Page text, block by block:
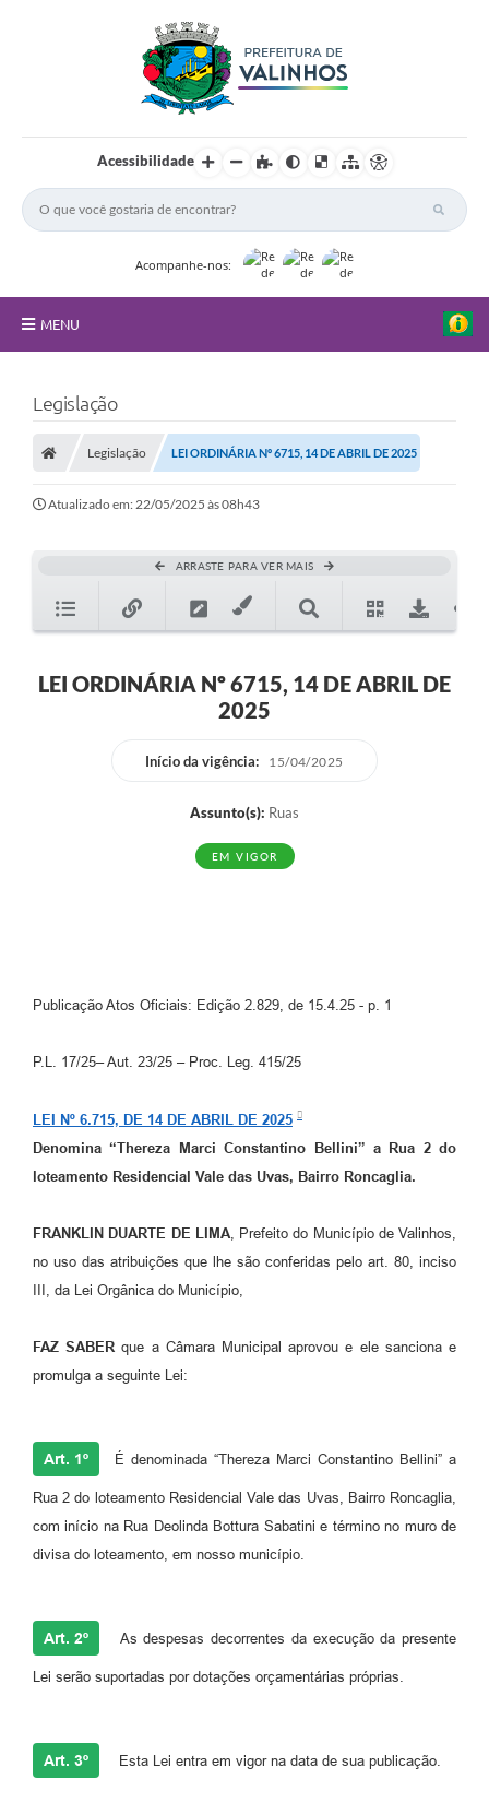
Acessibilidade
Acompanhe-nos:
MENU
Principal
Nossa Cidade
Secretarias
Transparência
Programa Famílias Fortes
Contratação de estagiário - estudante de Direito -
Vagas de emprego no PAT Valinhos
Obras
Galeria de Vídeos
Projetos
Contas Públicas
Links
Telefones Úteis
A Prefeitura
Agenda
SIC
Legislação
Legislação LEI ORDINÁRIA Nº 6715, 14 DE ABRIL DE 2025
Atualizado em: 22/05/2025 às 08h43
ARRASTE PARA VER MAIS
LEI ORDINÁRIA Nº 6715, 14 DE ABRIL DE
2025
Início da vigência: 15/04/2025
Assunto(s): Ruas
EM VIGOR
Publicação Atos Oficiais: Edição 2.829, de 15.4.25 - p. 1
P.L. 17/25– Aut. 23/25 – Proc. Leg. 415/25
LEI Nº 6.715, DE 14 DE ABRIL DE 2025
Denomina“Thereza Marci Constantino Bellini” a Rua 2 do
loteamento Residencial Vale das Uvas, Bairro Roncaglia.
FRANKLIN DUARTE DE LIMA, Prefeito do Município de Valinhos,
no uso das atribuições que lhe são conferidas pelo art. 80, inciso
III, da Lei Orgânica do Município,
FAZ SABERque a Câmara Municipal aprovou e ele sanciona e
promulga a seguinte Lei:
Art. 1º É denominada “Thereza Marci Constantino Bellini” a
Rua 2 do loteamento Residencial Vale das Uvas, Bairro Roncaglia,
com início na Rua Deolinda Bottura Sabatini e término no muro de
divisa do loteamento, em nosso município.
Art. 2º As despesas decorrentes da execução da presente
Lei serão suportadas por dotações orçamentárias próprias.
Art. 3º Esta Lei entra em vigor na data de sua publicação.